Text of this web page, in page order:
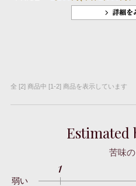
全 [2] 商品中 [1-2] 商品を表示しています
Estimated
苦味
弱い
1